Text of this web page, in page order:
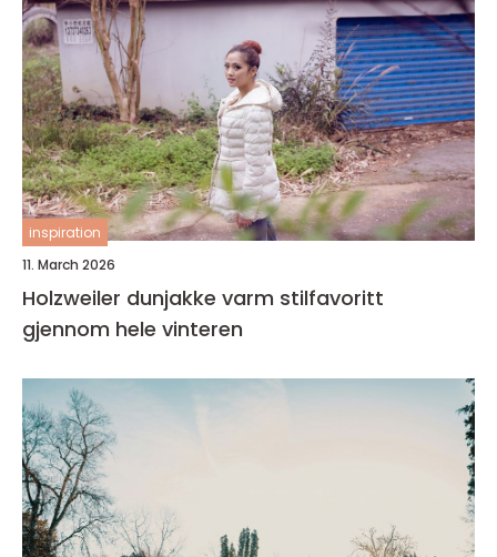
inspiration
11. March 2026
Holzweiler dunjakke varm stilfavoritt
gjennom hele vinteren